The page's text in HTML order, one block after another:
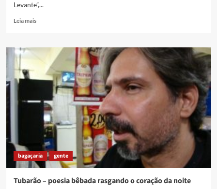
Levante”,...
Leia maisRead
A
Antropofagia
Vento
Levante
bagaçaria gente
Tubarão – poesia bêbada rasgando o coração da noite